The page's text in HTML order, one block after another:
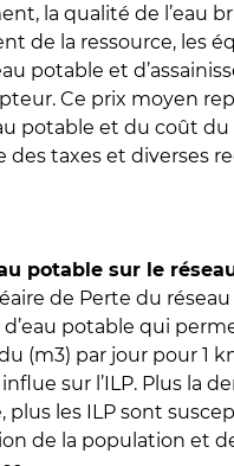
la qualité de l’eau
de la ressource, les
potable et
Ce prix moyen
potable et du coût
des taxes et diverses
potable sur le
de Perte du
d’eau potable qui
(m3) par jour pour 1
sur l’ILP. Plus la
plus les ILP sont
de la population et